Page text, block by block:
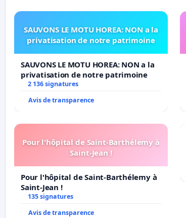
SAUVONS LE MOTU HOREA: NON a la
privatisation de notre patrimoine
SAUVONS LE MOTU HOREA: NON a la
privatisation de notre patrimoine
2 136 signatures
Avis de transparence
Pour l'hôpital de Saint-Barthélemy à
Saint-Jean !
Pour l'hôpital de Saint-Barthélemy à
Saint-Jean !
135 signatures
Avis de transparence